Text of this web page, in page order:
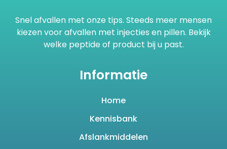
Snel afvallen met onze tips. Steeds meer mensen
kiezen voor afvallen met injecties en pillen. Bekijk
welke peptide of product bij u past.
Informatie
Home
Kennisbank
Afslankmiddelen